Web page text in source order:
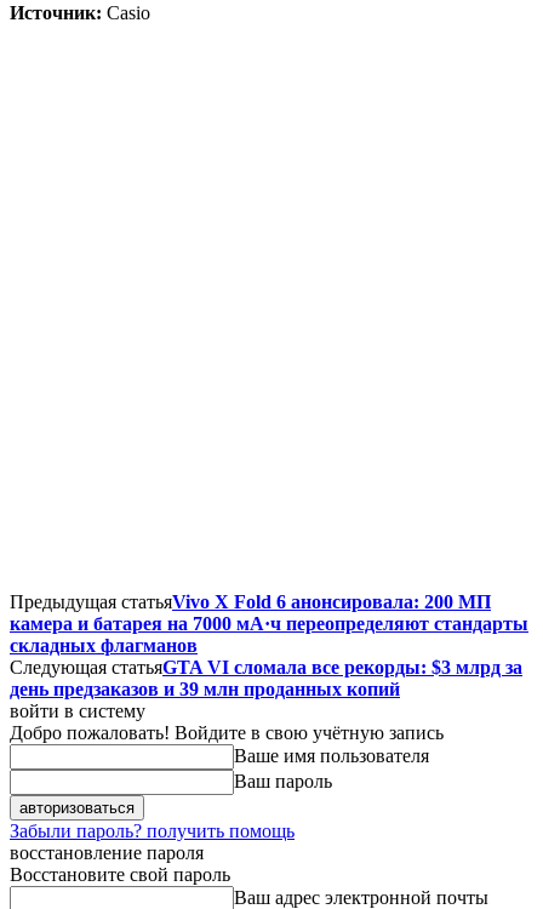
Источник: Casio
Предыдущая статьяVivo X Fold 6 анонсировала: 200 МП
камера и батарея на 7000 мА·ч переопределяют стандарты
складных флагманов
Следующая статьяGTA VI сломала все рекорды: $3 млрд за
день предзаказов и 39 млн проданных копий
войти в систему
Добро пожаловать! Войдите в свою учётную запись
Ваше имя пользователя
Ваш пароль
Забыли пароль? получить помощь
восстановление пароля
Восстановите свой пароль
Ваш адрес электронной почты